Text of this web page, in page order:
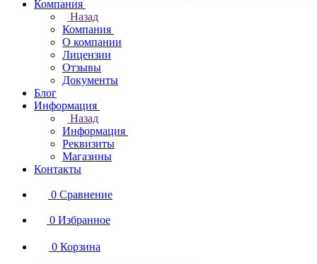
Компания
Назад
Компания
О компании
Лицензии
Отзывы
Документы
Блог
Информация
Назад
Информация
Реквизиты
Магазины
Контакты
0 Сравнение
0 Избранное
0 Корзина